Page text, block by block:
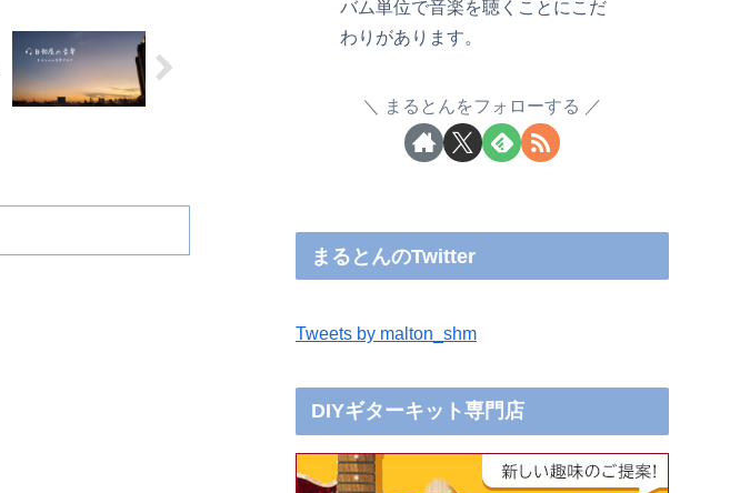
バム単位で音楽を聴くことにこだ
わりがあります。
まるとんをフォローする
まるとんのTwitter
Tweets by malton_shm
DIYギターキット専門店